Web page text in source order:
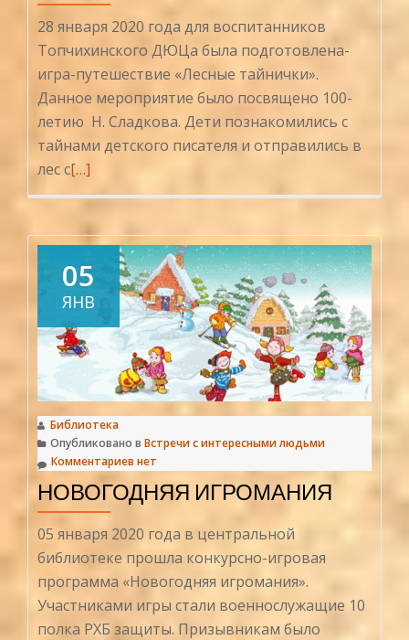
28 января 2020 года для воспитанников
Топчихинского ДЮЦа была подготовлена-
игра-путешествие «Лесные тайнички».
Данное мероприятие было посвящено 100-
летию Н. Сладкова. Дети познакомились с
тайнами детского писателя и отправились в
лес сЧитать
больше
тайнички
Н.
Сладкова
[…]
05
ЯНВ
Библиотека
Опубликовано в Встречи с интересными людьми
Комментариев нет
НОВОГОДНЯЯ ИГРОМАНИЯ
05 января 2020 года в центральной
библиотеке прошла конкурсно-игровая
программа «Новогодняя игромания».
Участниками игры стали военнослужащие 10
полка РХБ защиты. Призывникам было